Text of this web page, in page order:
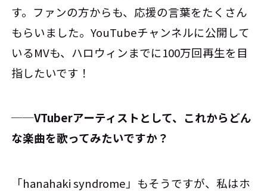
す。ファンの方からも、応援の言葉をたくさん
もらいました。YouTubeチャンネルに公開して
いるMVも、ハロウィンまでに100万回再生を目
指したいです！
──VTuberアーティストとして、これからどん
な楽曲を歌ってみたいですか？
「hanahaki syndrome」もそうですが、私はホ